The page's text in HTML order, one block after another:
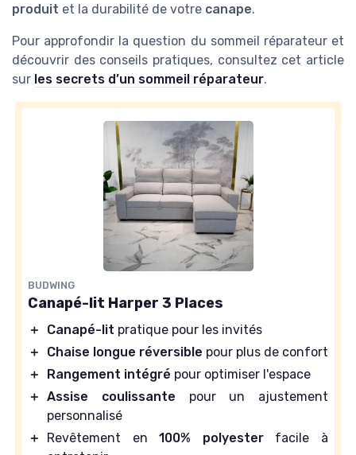
produit et la durabilité de votre canape.
Pour approfondir la question du sommeil réparateur et
découvrir des conseils pratiques, consultez cet article
sur les secrets d’un sommeil réparateur.
BUDWING
Canapé-lit Harper 3 Places
＋ Canapé-lit pratique pour les invités
＋
Chaise longue réversible pour plus de confort
＋
Rangement intégré pour optimiser l'espace
＋ Assise coulissante pour un ajustement
personnalisé
＋
Revêtement en100% polyesterfacile à